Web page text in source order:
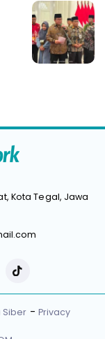
Kota Tegal, Jawa
Siber Privacy